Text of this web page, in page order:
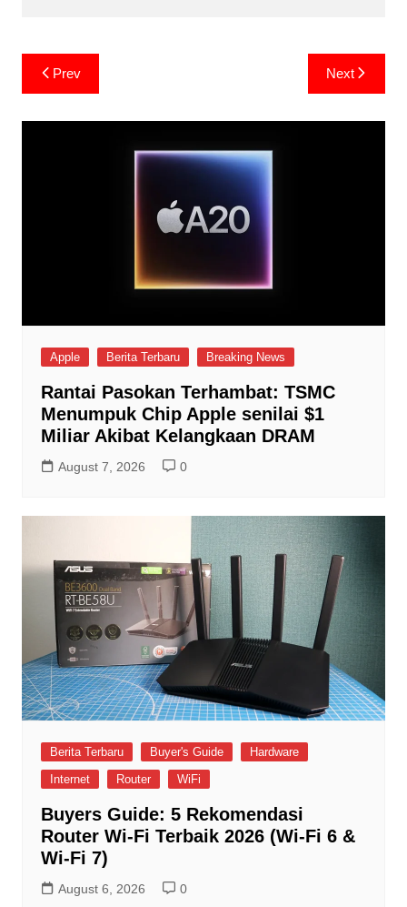
Post
navigation
Prev Next
Apple Berita Terbaru Breaking News
Rantai Pasokan Terhambat: TSMC
Menumpuk Chip Apple senilai $1
Miliar Akibat Kelangkaan DRAM
August 7, 2026 0
Berita Terbaru Buyer's Guide
Hardware
Internet
Router WiFi
Buyers Guide: 5 Rekomendasi
Router Wi-Fi Terbaik 2026 (Wi-Fi 6 &
Wi-Fi 7)
August 6, 2026 0